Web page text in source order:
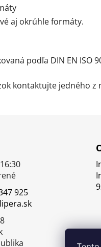
aj okrúhle formáty.
podľa DIN EN ISO
kontaktujte jedného z
925